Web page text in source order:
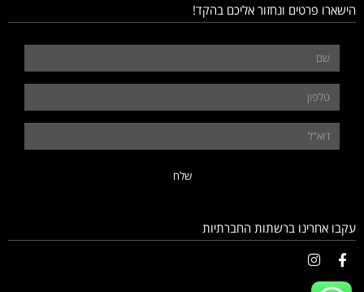
הישארו פרטים ונחזור אליכם בהקד!
שלח
עקבו אחרינו ברשתות החברתיות